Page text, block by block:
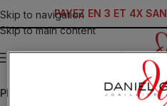
Skip to navigation
Skip to main content
PAYEZ EN 3 ET 4X
MENU
PRIX